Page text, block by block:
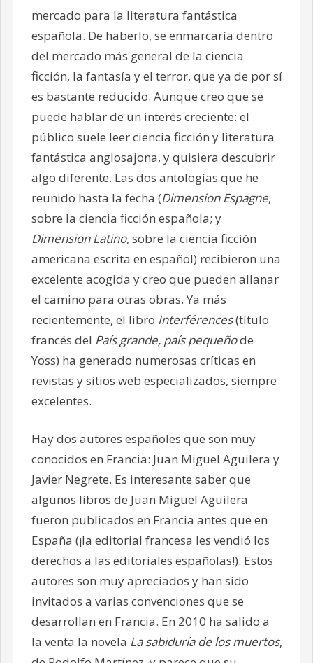
mercado para la literatura fantástica
española. De haberlo, se enmarcaría dentro
del mercado más general de la ciencia
ficción, la fantasía y el terror, que ya de por sí
es bastante reducido. Aunque creo que se
puede hablar de un interés creciente: el
público suele leer ciencia ficción y literatura
fantástica anglosajona, y quisiera descubrir
algo diferente. Las dos antologías que he
reunido hasta la fecha (Dimension Espagne,
sobre la ciencia ficción española; y
Dimension Latino, sobre la ciencia ficción
americana escrita en español) recibieron una
excelente acogida y creo que pueden allanar
el camino para otras obras. Ya más
recientemente, el libro Interférences(título
francés del País grande, país pequeñode
Yoss) ha generado numerosas críticas en
revistas y sitios web especializados, siempre
excelentes.
Hay dos autores españoles que son muy
conocidos en Francia: Juan Miguel Aguilera y
Javier Negrete. Es interesante saber que
algunos libros de Juan Miguel Aguilera
fueron publicados en Francia antes que en
España (¡la editorial francesa les vendió los
derechos a las editoriales españolas!). Estos
autores son muy apreciados y han sido
invitados a varias convenciones que se
desarrollan en Francia. En 2010 ha salido a
la venta la novela La sabiduría de los muertos,